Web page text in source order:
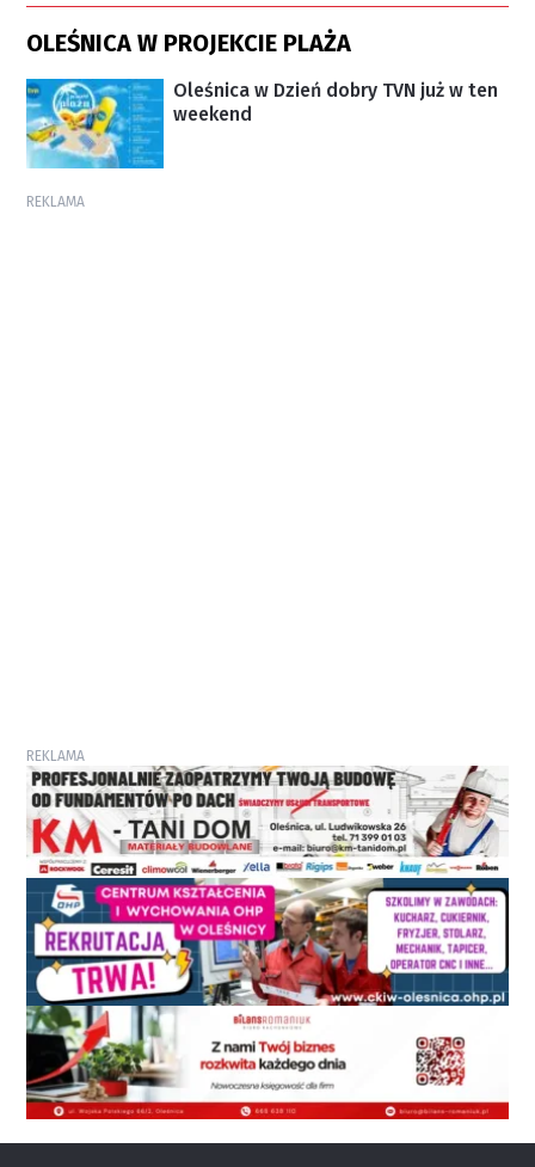
OLEŚNICA W PROJEKCIE PLAŻA
Oleśnica w Dzień dobry TVN już w ten
weekend
REKLAMA
REKLAMA